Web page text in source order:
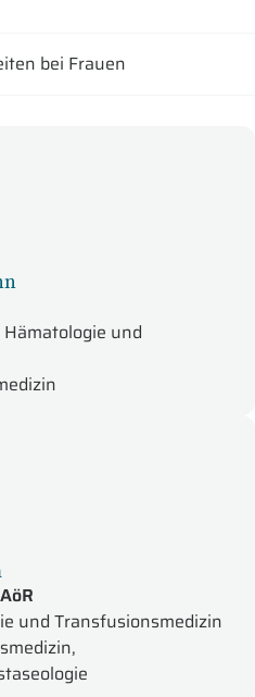
bei Frauen
und
und Transfusionsmedizin